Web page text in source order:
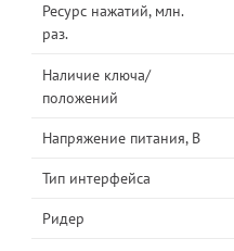
Ресурс нажатий, млн.
раз.
Наличие ключа/
положений
Напряжение питания, В
Тип интерфейса
Ридер